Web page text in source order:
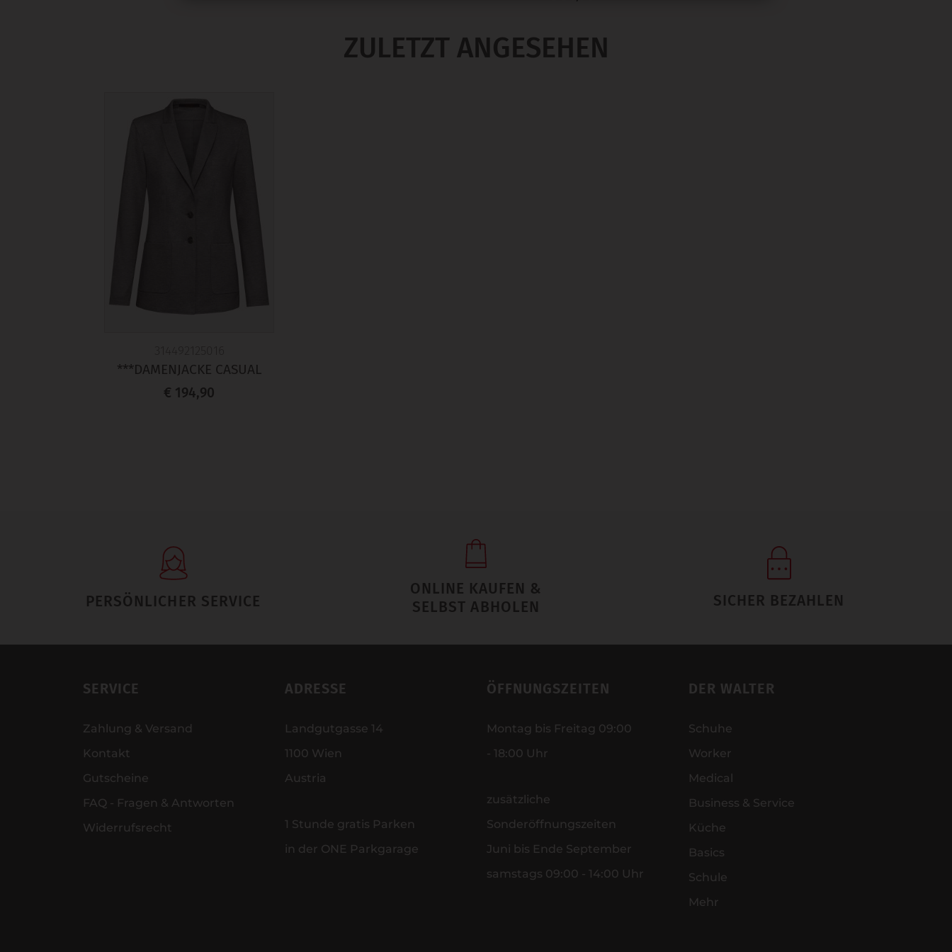
ZULETZT ANGESEHEN
***DAMENJACKE CASUAL
€ 194,90
PERSÖNLICHER SERVICE
ONLINE KAUFEN &
SELBST ABHOLEN
SICHER BEZAHLEN
SERVICE
Zahlung & Versand
Kontakt
Gutscheine
FAQ - Fragen & Antworten
Widerrufsrecht
ADRESSE
Landgutgasse 14
1100 Wien
Austria
1 Stunde gratis Parken
in der ONE Parkgarage
ÖFFNUNGSZEITEN
Montag bis Freitag 09:00
- 18:00 Uhr
zusätzliche
Sonderöffnungszeiten
Juni bis Ende September
samstags 09:00 - 14:00 Uhr
DER WALTER
Schuhe
Worker
Medical
Business & Service
Küche
Basics
Schule
Mehr